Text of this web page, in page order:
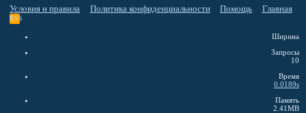
Условия и правила Политика конфиденциальности Помощь Главная
RSS
Ширина
Запросы
10
Время
0.0189s
Память
2.41MB